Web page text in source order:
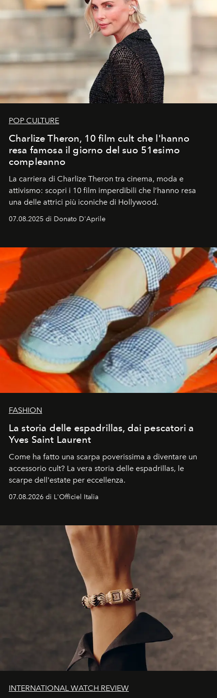
POP CULTURE
Charlize Theron, 10 film cult che l'hanno
resa famosa il giorno del suo 51esimo
compleanno
La carriera di Charlize Theron tra cinema, moda e
attivismo: scopri i 10 film imperdibili che l’hanno resa
una delle attrici più iconiche di Hollywood.
07.08.2025 di Donato D'Aprile
FASHION
La storia delle espadrillas, dai pescatori a
Yves Saint Laurent
Come ha fatto una scarpa poverissima a diventare un
accessorio cult? La vera storia delle espadrillas, le
scarpe dell'estate per eccellenza.
07.08.2026 di L'Officiel Italia
INTERNATIONAL WATCH REVIEW